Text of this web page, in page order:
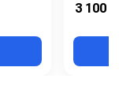
3 100